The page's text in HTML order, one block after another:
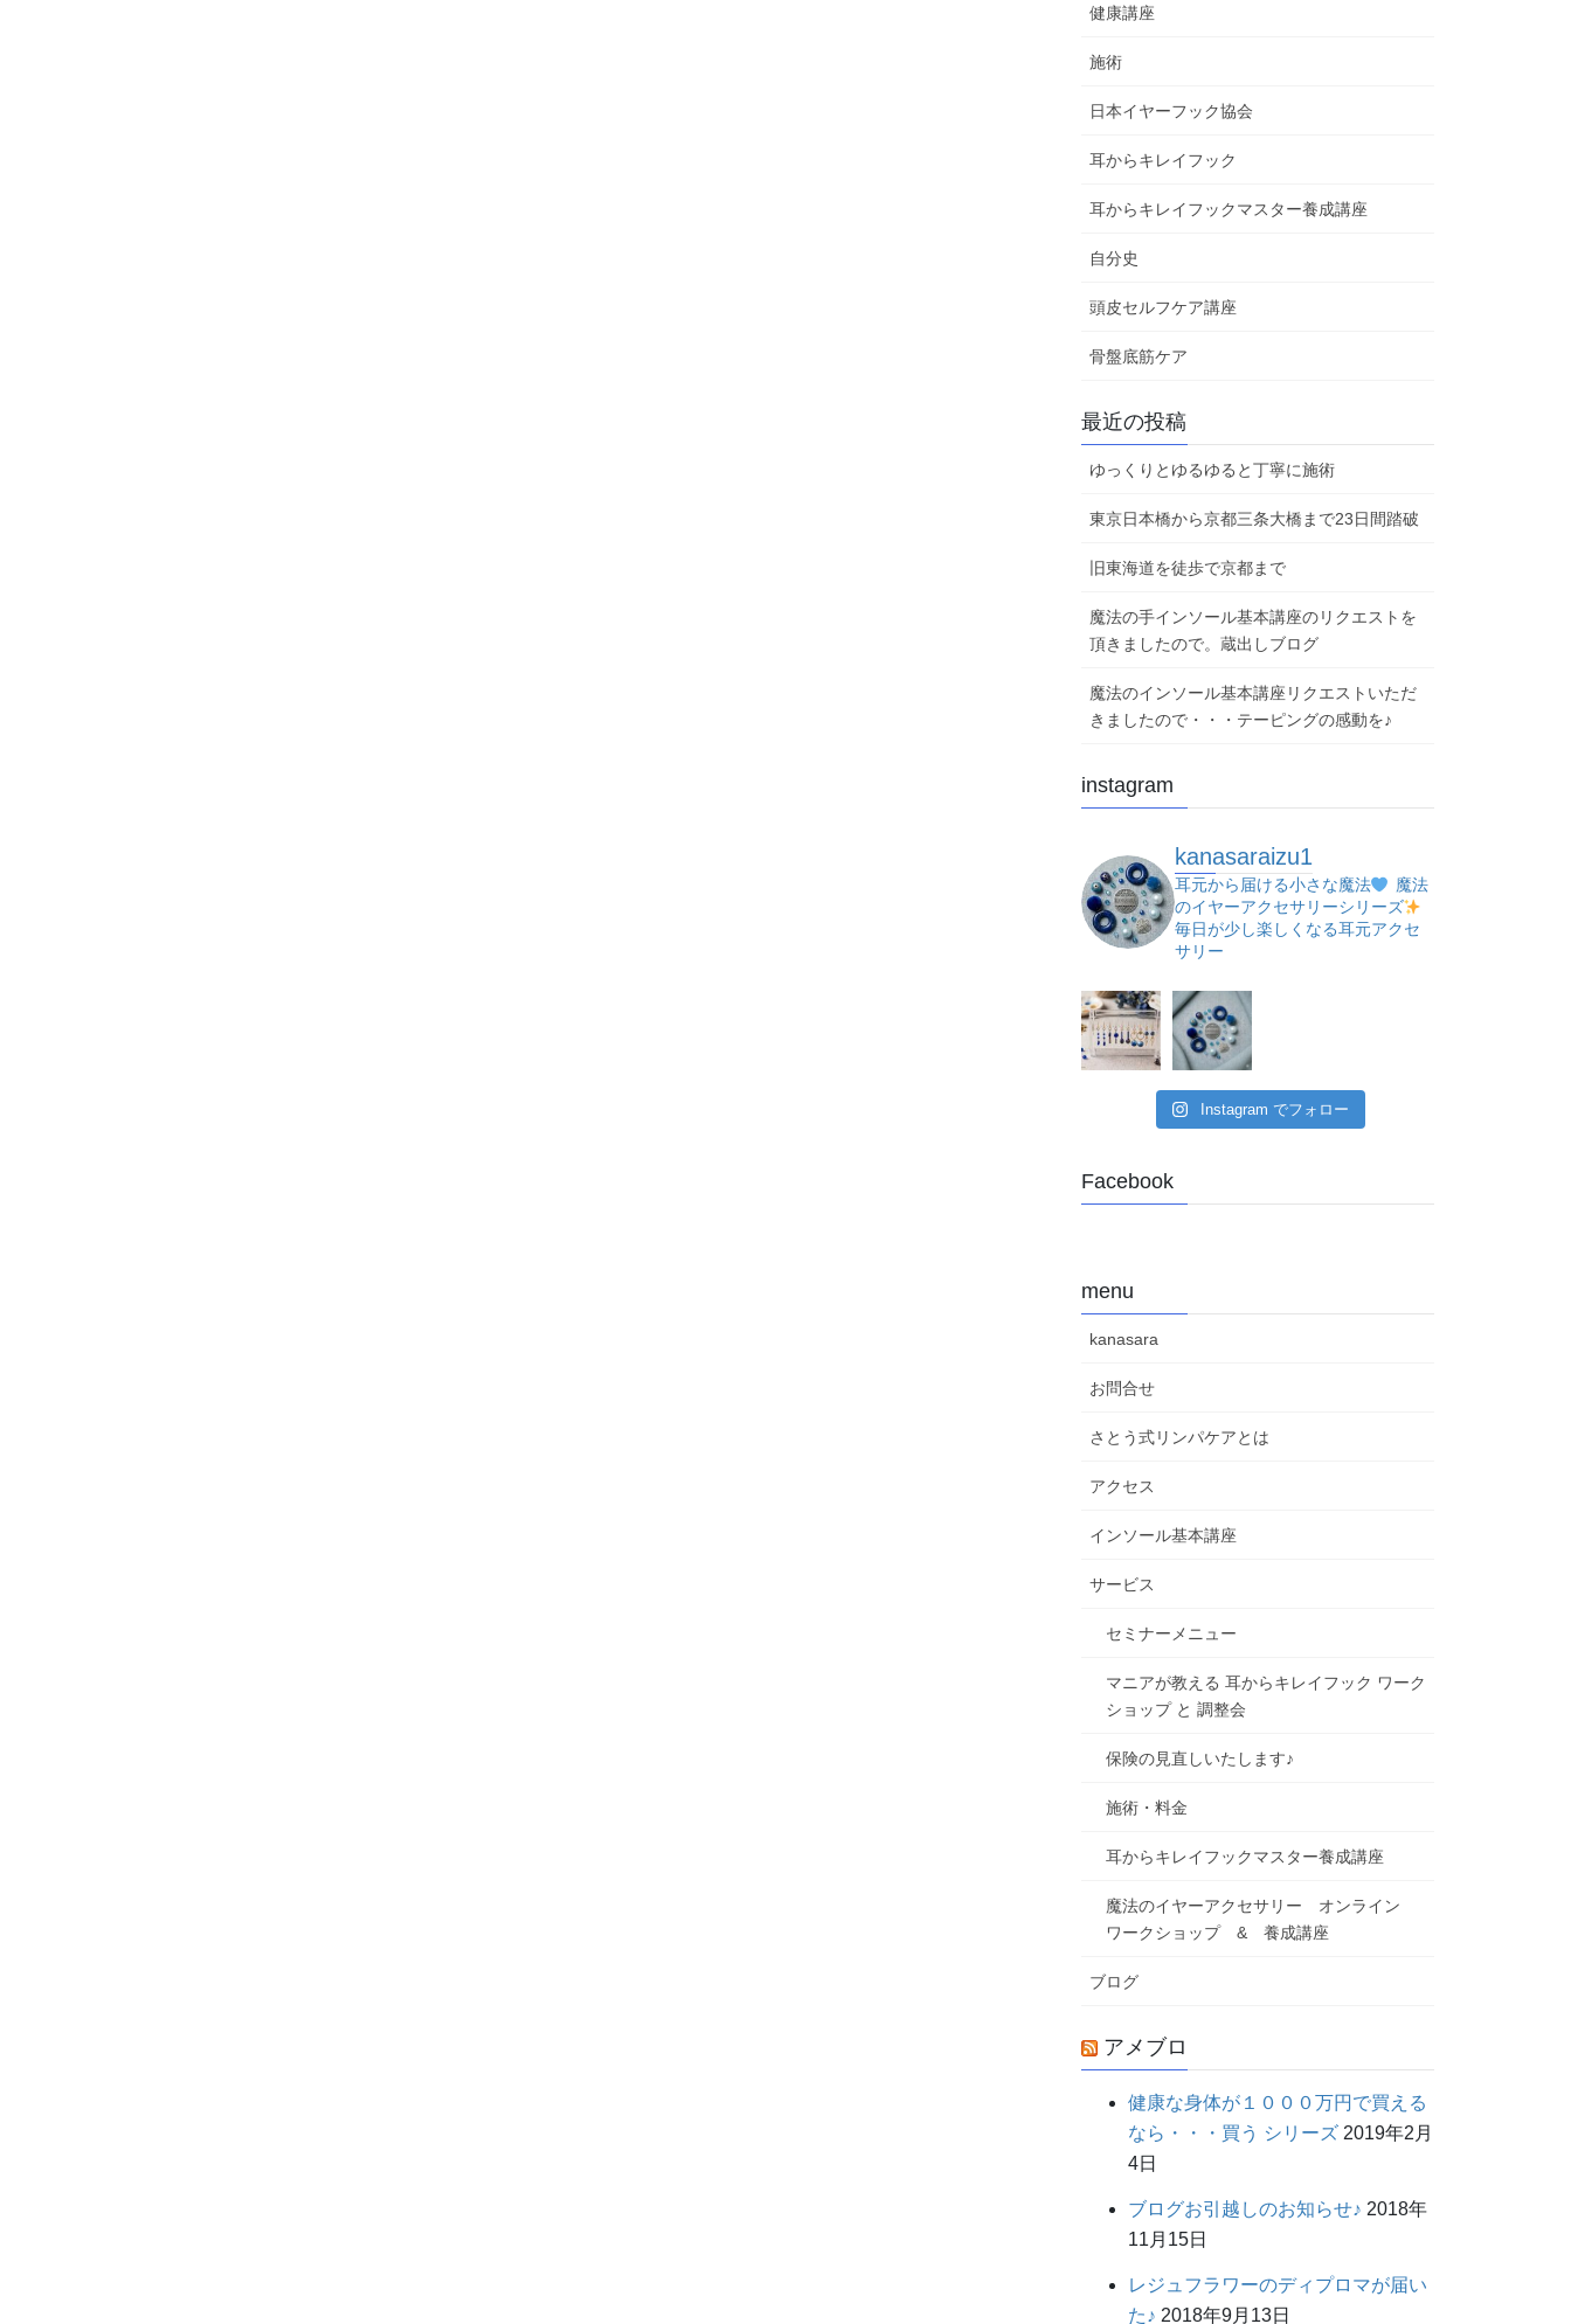
健康講座
施術
日本イヤーフック協会
耳からキレイフック
耳からキレイフックマスター養成講座
自分史
頭皮セルフケア講座
骨盤底筋ケア
最近の投稿
ゆっくりとゆるゆると丁寧に施術
東京日本橋から京都三条大橋まで23日間踏破
旧東海道を徒歩で京都まで
魔法の手インソール基本講座のリクエストを
頂きましたので。蔵出しブログ
魔法のインソール基本講座リクエストいただ
きましたので・・・テーピングの感動を♪
instagram
kanasaraizu1
耳元から届ける小さな魔法
魔法
のイヤーアクセサリーシリーズ
毎日が少し楽しくなる耳元アクセ
サリー
Instagram でフォロー
Facebook
menu
kanasara
お問合せ
さとう式リンパケアとは
アクセス
インソール基本講座
サービス
セミナーメニュー
マニアが教える 耳からキレイフック ワーク
ショップ と 調整会
保険の見直しいたします♪
施術・料金
耳からキレイフックマスター養成講座
魔法のイヤーアクセサリー オンライン
ワークショップ & 養成講座
ブログ
アメブロ
健康な身体が１０００万円で買える
なら・・・買う シリーズ 2019年2月
4日
ブログお引越しのお知らせ♪ 2018年
11月15日
レジュフラワーのディプロマが届い
た♪ 2018年9月13日